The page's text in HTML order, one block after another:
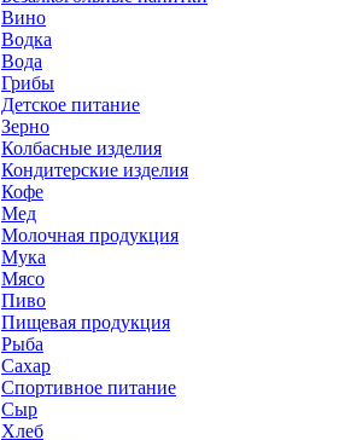
Вино
Водка
Вода
Грибы
Детское питание
Зерно
Колбасные изделия
Кондитерские изделия
Кофе
Мед
Молочная продукция
Мука
Мясо
Пиво
Пищевая продукция
Рыба
Сахар
Спортивное питание
Сыр
Хлеб